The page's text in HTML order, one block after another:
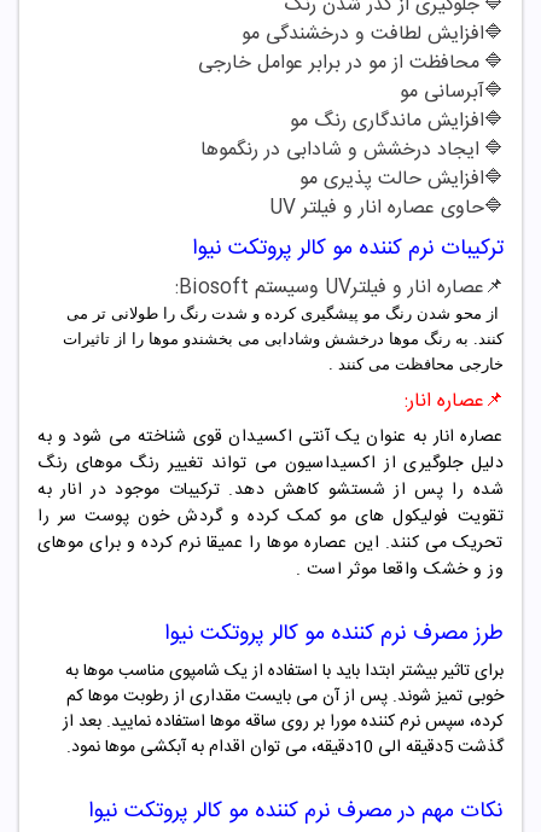
🔷افزایش لطافت و درخشندگی مو
🔷محافظت از مو در برابر عوامل خارجی
🔷آبرسانی مو
🔷افزایش ماندگاری رنگ مو
🔷 ایجاد درخشش و شادابی در رنگموها
🔷افزایش حالت پذیری مو
🔷حاوی عصاره انار و فیلترUV
ترکیبات نرم کننده مو کالر پروتکت نیوا
📌عصاره انار و فیلترUV وسیستم Biosoft:
از محو شدن رنگ مو پیشگیری کرده و شدت رنگ را طولانی تر می
کنند. به رنگ موها درخشش وشادابی می بخشندو موها را از تاثیرات
خارجی محافظت می کنند .
📌عصاره انار:
عصاره انار به عنوان یک آنتی اکسیدان قوی شناخته می شود و به
دلیل جلوگیری از اکسیداسیون می تواند تغییر رنگ موهای رنگ
شده را پس از شستشو کاهش دهد. ترکیبات موجود در انار به
تقویت فولیکول های مو کمک کرده و گردش خون پوست سر را
تحریک می کنند. این عصاره موها را عمیقا نرم کرده و برای موهای
وز و خشک واقعا موثر است .
طرز مصرف نرم کننده مو کالر پروتکت نیوا
برای تاثیر بیشتر ابتدا باید با استفاده از یک شامپوی مناسب موها به
خوبی تمیز شوند. پس از آن می بایست مقداری از رطوبت موها کم
کرده، سپس نرم کننده مورا بر روی ساقه موها استفاده نمایید. بعد از
گذشت 5دقیقه الی 10دقیقه، می توان اقدام به آبکشی موها نمود.
نکات مهم در مصرف نرم کننده مو کالر پروتکت نیوا